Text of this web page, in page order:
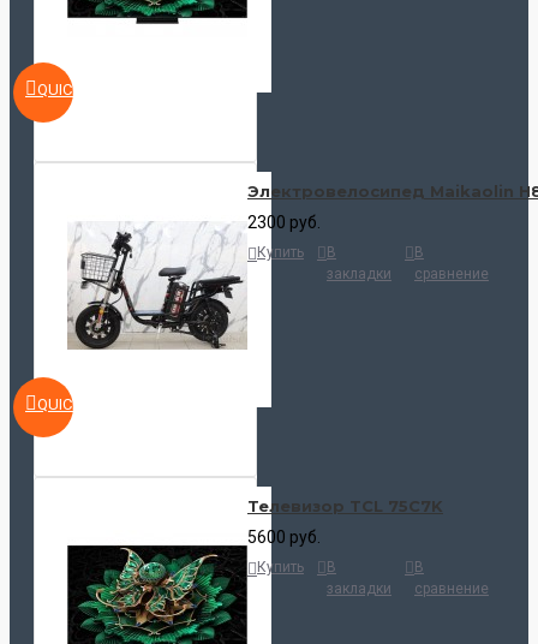
QUICKVIEW
QUICKVIEW
Электровелосипед Maikaolin
2300 руб.
Купить
В
закладки
В
сравнение
Телевизор TCL 75C7K
5600 руб.
Купить
В
закладки
В
сравнение